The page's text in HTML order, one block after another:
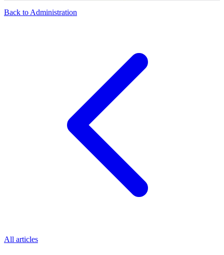
Back to Administration
All articles